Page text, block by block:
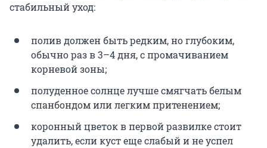
стабильный уход:
полив должен быть редким, но глубоким,
обычно раз в 3–4 дня, с промачиванием
корневой зоны;
полуденное солнце лучше смягчать белым
спанбондом или легким притенением;
коронный цветок в первой развилке стоит
удалить, если куст еще слабый и не успел